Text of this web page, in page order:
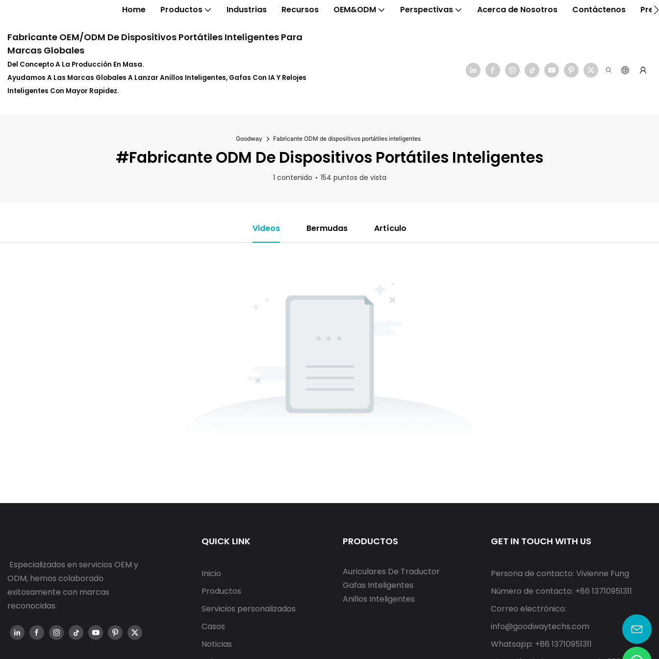
Home Productos Industrias Recursos OEM&ODM Perspectivas Acerca de Nosotros Contáctenos
Fabricante OEM/ODM De Dispositivos Portátiles Inteligentes Para
Marcas Globales
Del Concepto A La Producción En Masa.
Ayudamos A Las Marcas Globales A Lanzar Anillos Inteligentes, Gafas Con IA Y Relojes
Inteligentes Con Mayor Rapidez.
Goodway Fabricante ODM de dispositivos portátiles inteligentes
#Fabricante ODM De Dispositivos Portátiles Inteligentes
1 contenido 154 puntos de vista
Videos Bermudas Artículo
Especializados en servicios OEM y
ODM, hemos colaborado
exitosamente con marcas
reconocidas.
QUICK LINK
Inicio
Productos
Servicios personalizados
Casos
Noticias
PRODUCTOS
Auriculares De Traductor
Gafas Inteligentes
Anillos Inteligentes
GET IN TOUCH WITH US
Persona de contacto: Vivienne Fung
Número de contacto: +86 13710951311
Correo electrónico:
info@goodwaytechs.com
Whatsapp: +86 13710951311